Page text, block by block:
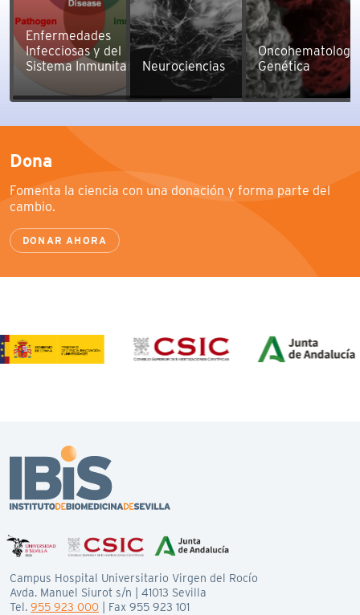
Enfermedades
Infecciosas y del
Sistema Inmunitario Neurociencias
Genética
Dona
Fomenta la ciencia con una donación y forma parte del
cambio.
DONAR AHORA
Campus Hospital Universitario Virgen del Rocío
Avda. Manuel Siurot s/n | 41013 Sevilla
Tel. 955 923 000 | Fax 955 923 101